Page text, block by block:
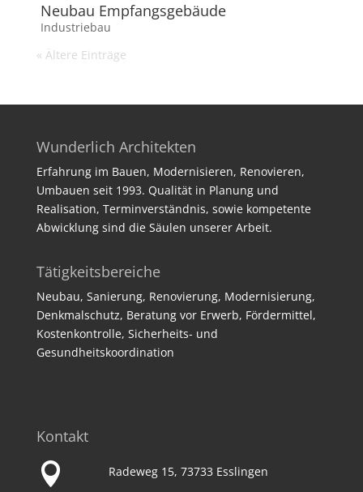
Neubau Empfangsgebäude
Industriebau
« Ältere Einträge
Wunderlich Architekten
Erfahrung im Bauen, Modernisieren, Renovieren,
Umbauen seit 1993. Qualität in Planung und
Realisation, Terminverständnis, sowie kompetente
Abwicklung sind die Säulen unserer Arbeit.
Tätigkeitsbereiche
Neubau, Sanierung, Renovierung, Modernisierung,
Denkmalschutz, Beratung vor Erwerb, Fördermittel,
Kostenkontrolle, Sicherheits- und
Gesundheitskoordination
Kontakt
 Radeweg 15, 73733 Esslingen